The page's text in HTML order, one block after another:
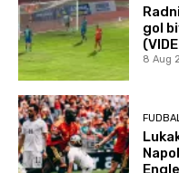
gol
8 Aug